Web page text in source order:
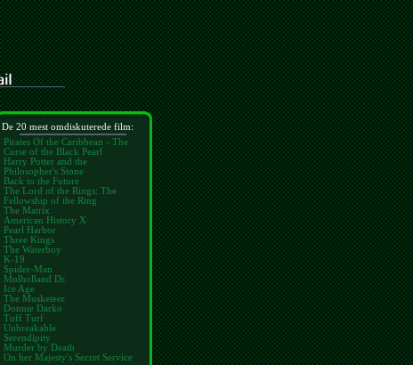
De 20 mest omdiskuterede film:
Pirates Of the Caribbean - The
Curse of the Black Pearl
Harry Potter and the
Philosopher's Stone
Back to the Future
The Lord of the Rings: The
Fellowship of the Ring
The Matrix
American History X
Pearl Harbor
Three Kings
The Waterboy
K-19
Spider-Man
Mulholland Dr.
Ice Age
The Musketeer
Donnie Darko
Tuff Turf
Unbreakable
Serendipity
Murder by Death
On her Majesty's Secret Service